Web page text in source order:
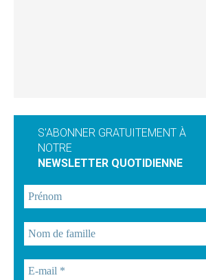
S'ABONNER GRATUITEMENT À
NOTRE
NEWSLETTER QUOTIDIENNE